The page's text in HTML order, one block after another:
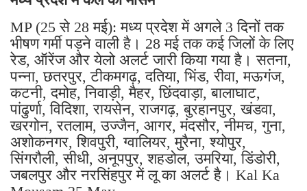
MP (25 से 28 मई): मध्य प्रदेश में अगले 3 दिनों तक
भीषण गर्मी पड़ने वाली है। 28 मई तक कई जिलों के लिए
रेड, ऑरेंज और येलो अलर्ट जारी किया गया है। सतना,
पन्ना, छतरपुर, टीकमगढ़, दतिया, भिंड, रीवा, मऊगंज,
कटनी, दमोह, निवाड़ी, मैहर, छिंदवाड़ा, बालाघाट,
पांढुर्णा, विदिशा, रायसेन, राजगढ़, बुरहानपुर, खंडवा,
खरगोन, रतलाम, उज्जैन, आगर, मंदसौर, नीमच, गुना,
अशोकनगर, शिवपुरी, ग्वालियर, मुरैना, श्योपुर,
सिंगरौली, सीधी, अनूपपुर, शहडोल, उमरिया, डिंडोरी,
जबलपुर और नरसिंहपुर में लू का अलर्ट है। Kal Ka
Mousam 25 May